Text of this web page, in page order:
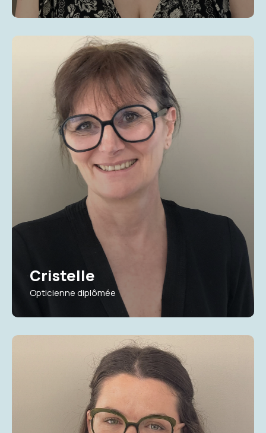
Cristelle
Opticienne diplômée